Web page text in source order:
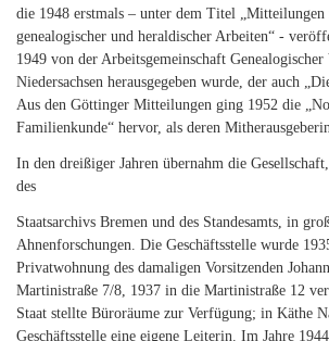
die 1948 erstmals – unter dem Titel
genealogischer und heraldischer Arbeiten“ -
1949 von der Arbeitsgemeinschaft Genealogischer
Niedersachsen herausgegeben wurde, der auch
Aus den Göttinger Mitteilungen ging 1952 die
Familienkunde“ hervor, als deren
In den dreißiger Jahren übernahm die
des
Staatsarchivs Bremen und des Standesamts, in
Ahnenforschungen. Die Geschäftsstelle wurde
Privatwohnung des damaligen Vorsitzenden
Martinistraße 7/8, 1937 in die Martinistraße 12
Staat stellte Büroräume zur Verfügung; in Käthe
Geschäftsstelle eine eigene Leiterin. Im Jahre